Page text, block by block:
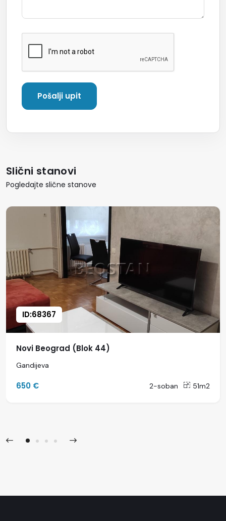
Slični stanovi
Pogledajte slične stanove
ID:68367
Novi Beograd (Blok 44)
Gandijeva
650 € 2-soban 51m2